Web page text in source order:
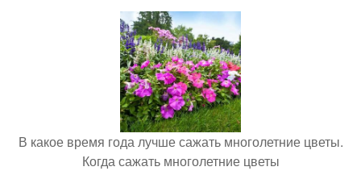
В какое время года лучше сажать многолетние цветы.
Когда сажать многолетние цветы